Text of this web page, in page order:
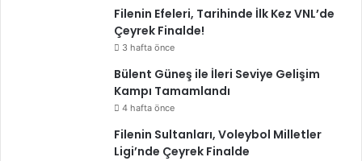
Filenin Efeleri, Tarihinde İlk Kez VNL’de
Çeyrek Finalde!
3 hafta önce
Bülent Güneş ile İleri Seviye Gelişim
Kampı Tamamlandı
4 hafta önce
Filenin Sultanları, Voleybol Milletler
Ligi’nde Çeyrek Finalde